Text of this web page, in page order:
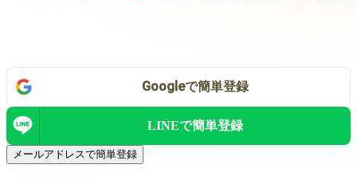
Googleで簡単登録
LINEで簡単登録
メールアドレスで簡単登録